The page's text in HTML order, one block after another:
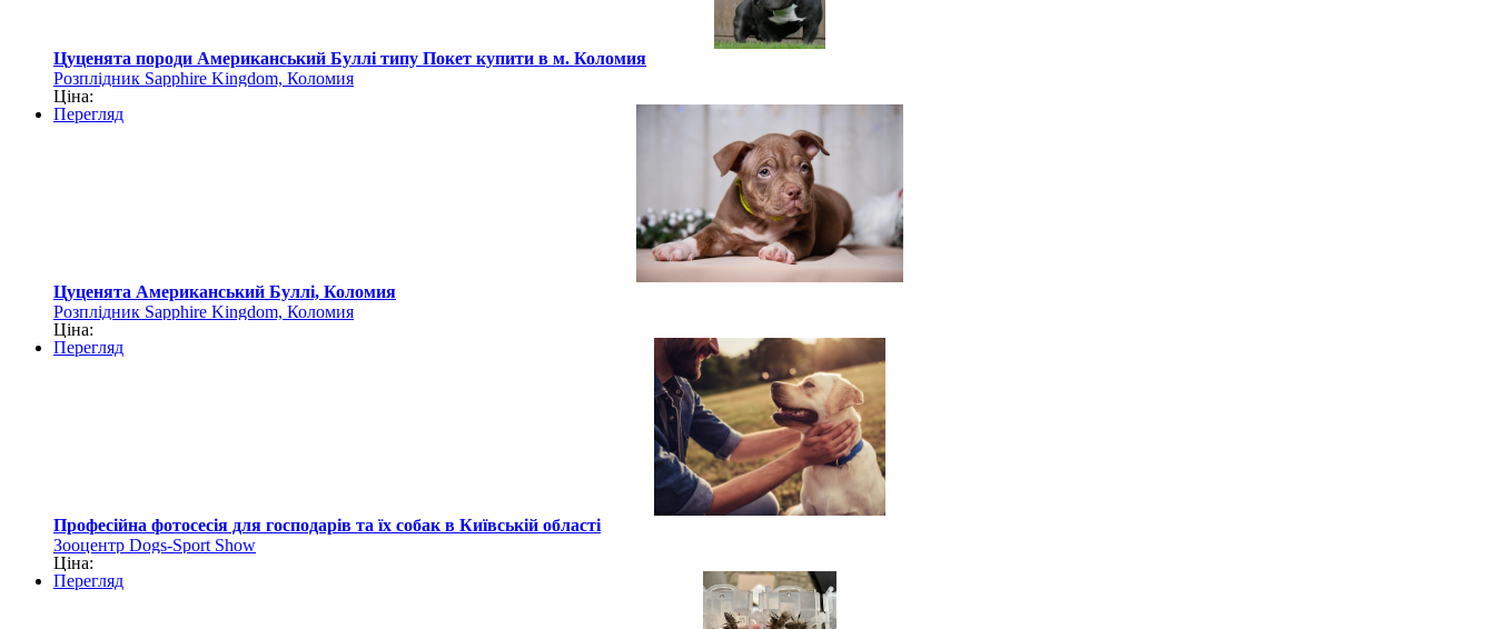
Цуценята породи Американський Буллі типу Покет купити в м. Коломия
Розплідник Sapphire Kingdom, Коломия
Ціна:
Перегляд
Цуценята Американський Буллі, Коломия
Розплідник Sapphire Kingdom, Коломия
Ціна:
Перегляд
Професійна фотосесія для господарів та їх собак в Київській області
Зооцентр Dogs-Sport Show
Ціна:
Перегляд